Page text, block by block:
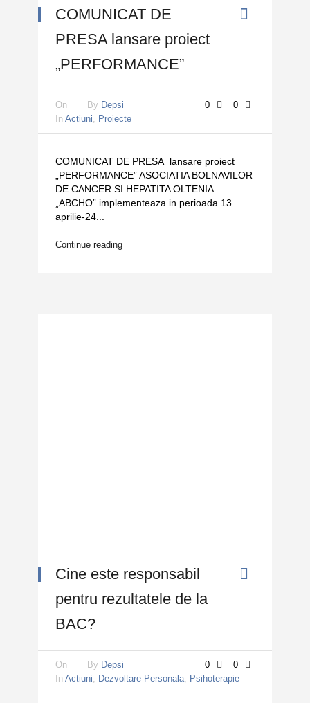
COMUNICAT DE
PRESA lansare proiect
„PERFORMANCE”
0 0
On By Depsi
In Actiuni, Proiecte
COMUNICAT DE PRESA lansare proiect
„PERFORMANCE” ASOCIATIA BOLNAVILOR
DE CANCER SI HEPATITA OLTENIA –
„ABCHO” implementeaza in perioada 13
aprilie-24...
Continue reading
Cine este responsabil
pentru rezultatele de la
BAC?
0 0
On By Depsi
In Actiuni, Dezvoltare Personala, Psihoterapie